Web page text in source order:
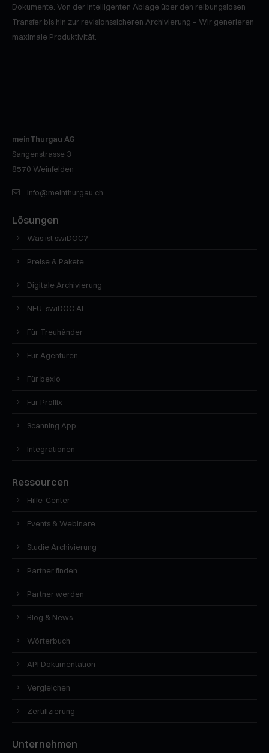
Dokumente. Von der intelligenten Ablage über den reibungslosen
Transfer bis hin zur revisionssicheren Archivierung – Wir generieren
maximale Produktivität.
meinThurgau AG
Sangenstrasse 3
8570 Weinfelden
info@meinthurgau.ch
Lösungen
Was ist swiDOC?
Preise & Pakete
Digitale Archivierung
NEU: swiDOC AI
Für Treuhänder
Für Agenturen
Für bexio
Für Proffix
Scanning App
Integrationen
Ressourcen
Hilfe-Center
Events & Webinare
Studie Archivierung
Partner finden
Partner werden
Blog & News
Wörterbuch
API Dokumentation
Vergleichen
Zertifizierung
Unternehmen